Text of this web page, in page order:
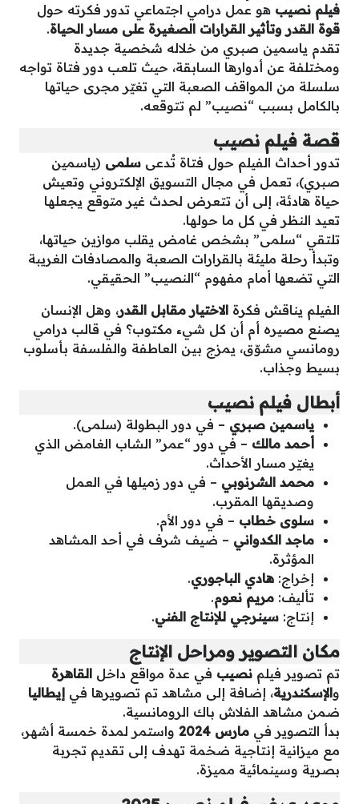
فيلم نصيب هو عمل درامي اجتماعي تدور فكرته حول
قوة القدر وتأثير القرارات الصغيرة على مسار الحياة.
تقدم ياسمين صبري من خلاله شخصية جديدة
ومختلفة عن أدوارها السابقة، حيث تلعب دور فتاة تواجه
سلسلة من المواقف الصعبة التي تغيّر مجرى حياتها
بالكامل بسبب “نصيب” لم تتوقعه.
قصة فيلم نصيب
تدور أحداث الفيلم حول فتاة تُدعى سلمى (ياسمين
صبري)، تعمل في مجال التسويق الإلكتروني وتعيش
حياة هادئة، إلى أن تتعرض لحدث غير متوقع يجعلها
تعيد النظر في كل ما حولها.
تلتقي “سلمى” بشخص غامض يقلب موازين حياتها،
وتبدأ رحلة مليئة بالقرارات الصعبة والمصادفات الغريبة
التي تضعها أمام مفهوم “النصيب” الحقيقي.
الفيلم يناقش فكرة الاختيار مقابل القدر، وهل الإنسان
يصنع مصيره أم أن كل شيء مكتوب؟ في قالب درامي
رومانسي مشوّق، يمزج بين العاطفة والفلسفة بأسلوب
بسيط وجذاب.
أبطال فيلم نصيب
ياسمين صبري – في دور البطولة (سلمى).
أحمد مالك – في دور “عمر” الشاب الغامض الذي
يغيّر مسار الأحداث.
محمد الشرنوبي – في دور زميلها في العمل
وصديقها المقرب.
سلوى خطاب – في دور الأم.
ماجد الكدواني – ضيف شرف في أحد المشاهد
المؤثرة.
إخراج: هادي الباجوري.
تأليف: مريم نعوم.
إنتاج: سينرجي للإنتاج الفني.
مكان التصوير ومراحل الإنتاج
تم تصوير فيلم نصيب في عدة مواقع داخل القاهرة
والإسكندرية، إضافة إلى مشاهد تم تصويرها في إيطاليا
ضمن مشاهد الفلاش باك الرومانسية.
بدأ التصوير في مارس 2024
واستمر لمدة خمسة أشهر،
مع ميزانية إنتاجية ضخمة تهدف إلى تقديم تجربة
بصرية وسينمائية مميزة.